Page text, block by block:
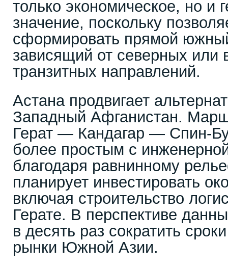
только экономическое, но и
значение, поскольку
сформировать прямой
зависящий от северных или
транзитных направлений.
Астана продвигает
Западный Афганистан.
Герат — Кандагар — Спин-
более простым с
благодаря равнинному
планирует инвестировать
включая строительство
Герате. В перспективе
в десять раз сократить
рынки Южной Азии.